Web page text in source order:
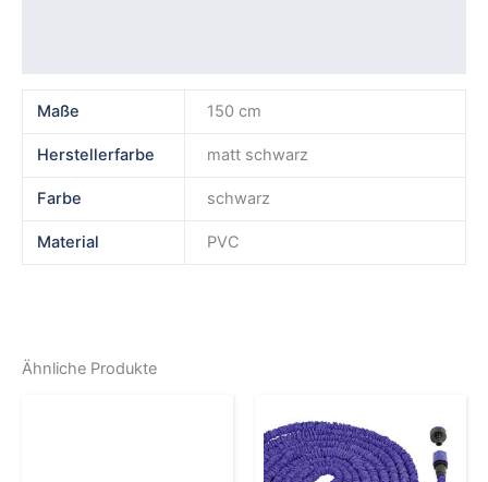
Maße 150 cm
Herstellerfarbe matt schwarz
Farbe schwarz
Material PVC
Ähnliche Produkte